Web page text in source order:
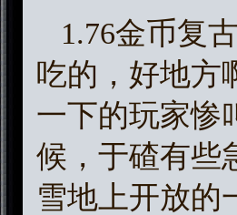
1.76金币复
吃的，好地方
一下的玩家惨
候，于碴有些
雪地上开放的